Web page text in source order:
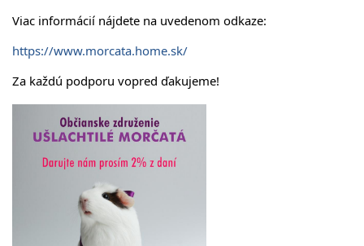
Viac informácií nájdete na uvedenom odkaze:
https://www.morcata.home.sk/
Za každú podporu vopred ďakujeme!